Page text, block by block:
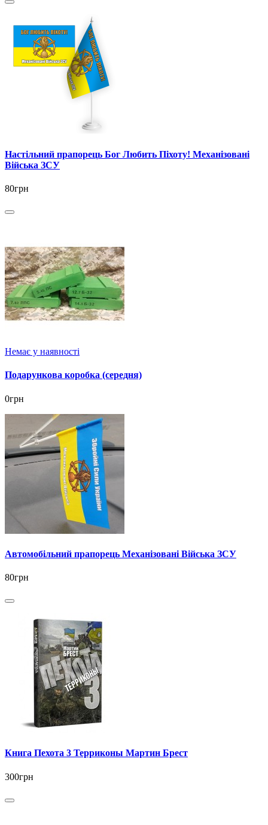
Настільний прапорець Бог Любить Піхоту! Механізовані
Війська ЗСУ
80грн
Немає у наявності
Подарункова коробка (середня)
0грн
Автомобільний прапорець Механізовані Війська ЗСУ
80грн
Книга Пехота 3 Терриконы Мартин Брест
300грн